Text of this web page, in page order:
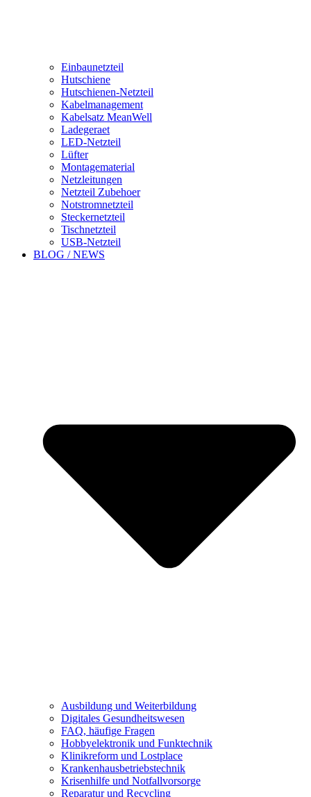
Einbaunetzteil
Hutschiene
Hutschienen-Netzteil
Kabelmanagement
Kabelsatz MeanWell
Ladegeraet
LED-Netzteil
Lüfter
Montagematerial
Netzleitungen
Netzteil Zubehoer
Notstromnetzteil
Steckernetzteil
Tischnetzteil
USB-Netzteil
BLOG / NEWS
Ausbildung und Weiterbildung
Digitales Gesundheitswesen
FAQ, häufige Fragen
Hobbyelektronik und Funktechnik
Klinikreform und Lostplace
Krankenhausbetriebstechnik
Krisenhilfe und Notfallvorsorge
Reparatur und Recycling